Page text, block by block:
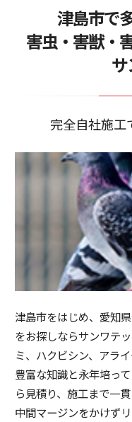
2025/11/21
【ネズミ
自分でも
2025/07/16
ハト対策
に保つ秘
2026/04/23
愛知県の
津島市で
害虫・害獣・
完全自社施工
津島市をはじめ、愛知
をお探しならサンワテ
ミ、ハクビシン、アラ
豊富な知識と永年培っ
ら見積り、施工まで一
中間マージンをかけず